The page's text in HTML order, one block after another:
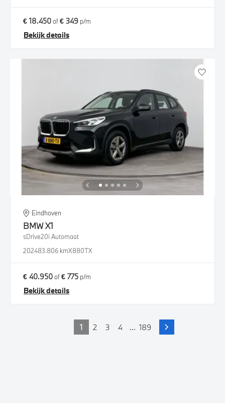
€ 18.450of€ 349 p/m
Bekijk details
Eindhoven
BMWX1
sDrive20i Automaat
202483.806 kmX880TX
€ 40.950of€ 775 p/m
Bekijk details
1 2 3 4 ... 189